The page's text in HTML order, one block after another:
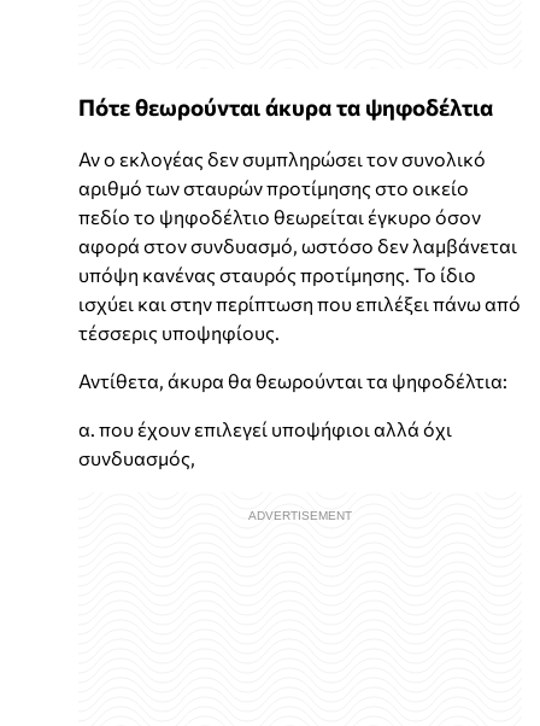
Πότε θεωρούνται άκυρα τα ψηφοδέλτια
Αν ο εκλογέας δεν συμπληρώσει τον συνολικό
αριθμό των σταυρών προτίμησης στο οικείο
πεδίο το ψηφοδέλτιο θεωρείται έγκυρο όσον
αφορά στον συνδυασμό, ωστόσο δεν λαμβάνεται
υπόψη κανένας σταυρός προτίμησης. Το ίδιο
ισχύει και στην περίπτωση που επιλέξει πάνω από
τέσσερις υποψηφίους.
Αντίθετα, άκυρα θα θεωρούνται τα ψηφοδέλτια:
α. που έχουν επιλεγεί υποψήφιοι αλλά όχι
συνδυασμός,